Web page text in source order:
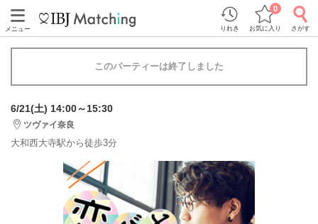
メニュー りれき お気に入り
0
さがす
このパーティーは終了しました
6/21(土) 14:00～15:30
ツヴァイ奈良
大和西大寺駅から徒歩3分